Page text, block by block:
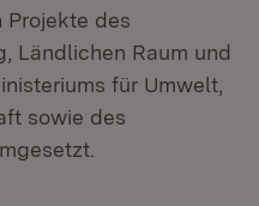
Projekte des
Ländlichen Raum und
für Umwelt,
sowie des